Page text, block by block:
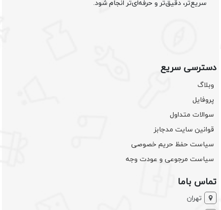
سریع‌تر، دقیق‌تر و حرفه‌ای‌تر انجام شود.
دسترسی سریع
وبلاگ
پروفایل
سوالات متداول
قوانین سایت مدجابز
سیاست حفظ حریم خصوصی
سیاست مرجوعی و عودت وجه
تماس باما
تهران